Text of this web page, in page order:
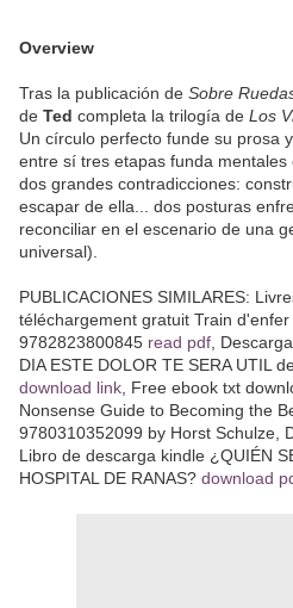
Overview
Tras la publicación de Sobre
de Ted completa la trilogía de Los
Un círculo perfecto funde su prosa
entre sí tres etapas funda
dos grandes contradicciones:
escapar de ella... dos posturas
reconciliar en el escenario de una
universal).
PUBLICACIONES SIMILARES:
téléchargement gratuit Train
9782823800845 read pdf ,
DIA ESTE DOLOR TE SERA UTIL
download link , Free ebook txt
Nonsense Guide to Becoming the
9780310352099 by Horst Schulze,
Libro de descarga kindle ¿QUIÉN
HOSPITAL DE RANAS? download